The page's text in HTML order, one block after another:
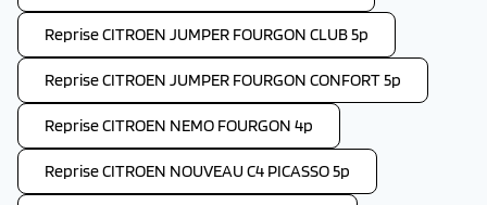
Reprise CITROEN JUMPER FOURGON CLUB 5p
Reprise CITROEN JUMPER FOURGON CONFORT 5p
Reprise CITROEN NEMO FOURGON 4p
Reprise CITROEN NOUVEAU C4 PICASSO 5p